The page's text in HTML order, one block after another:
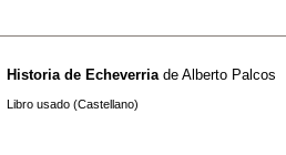
Historia de Echeverria de Alberto Palcos
Libro usado (Castellano)